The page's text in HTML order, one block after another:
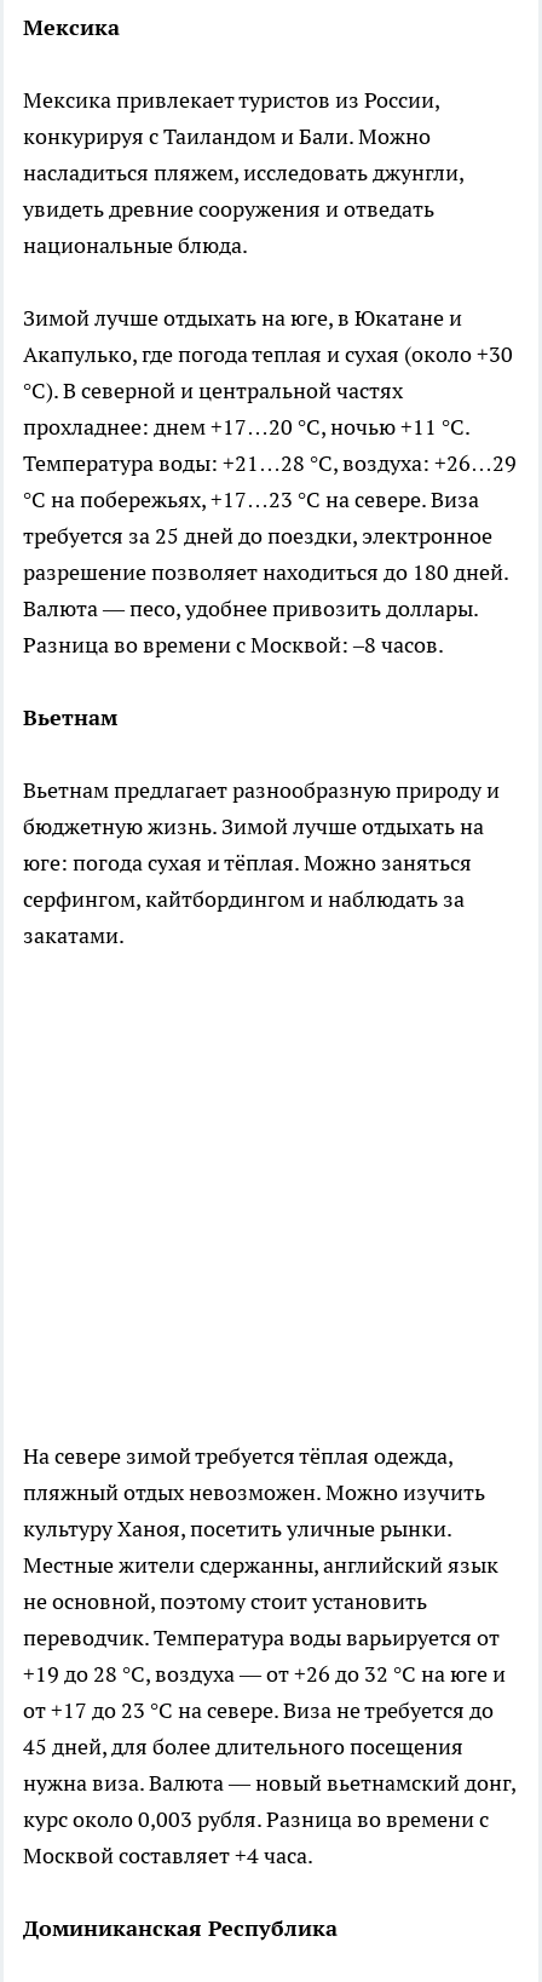
Мексика
Мексика привлекает туристов из России,
конкурируя с Таиландом и Бали. Можно
насладиться пляжем, исследовать джунгли,
увидеть древние сооружения и отведать
национальные блюда.
Зимой лучше отдыхать на юге, в Юкатане и
Акапулько, где погода теплая и сухая (около +30
°C). В северной и центральной частях
прохладнее: днем +17…20 °C, ночью +11 °C.
Температура воды: +21…28 °C, воздуха: +26…29
°C на побережьях, +17…23 °C на севере. Виза
требуется за 25 дней до поездки, электронное
разрешение позволяет находиться до 180 дней.
Валюта — песо, удобнее привозить доллары.
Разница во времени с Москвой: –8 часов.
Вьетнам
Вьетнам предлагает разнообразную природу и
бюджетную жизнь. Зимой лучше отдыхать на
юге: погода сухая и тёплая. Можно заняться
серфингом, кайтбордингом и наблюдать за
закатами.
На севере зимой требуется тёплая одежда,
пляжный отдых невозможен. Можно изучить
культуру Ханоя, посетить уличные рынки.
Местные жители сдержанны, английский язык
не основной, поэтому стоит установить
переводчик. Температура воды варьируется от
+19 до 28 °C, воздуха — от +26 до 32 °C на юге и
от +17 до 23 °C на севере. Виза не требуется до
45 дней, для более длительного посещения
нужна виза. Валюта — новый вьетнамский донг,
курс около 0,003 рубля. Разница во времени с
Москвой составляет +4 часа.
Доминиканская Республика